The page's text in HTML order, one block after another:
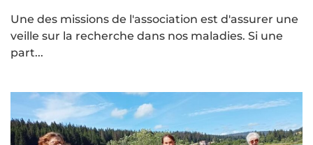
Une des missions de l'association est d'assurer une
veille sur la recherche dans nos maladies. Si une
part...